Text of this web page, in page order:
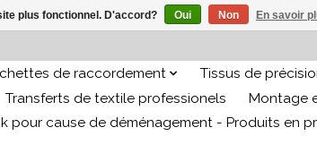
de raccordement Tissus de
Transferts de textile professionels Montage
pour cause de déménagement - Produits en
plus fonctionnel. D'accord? Oui Non En savoir